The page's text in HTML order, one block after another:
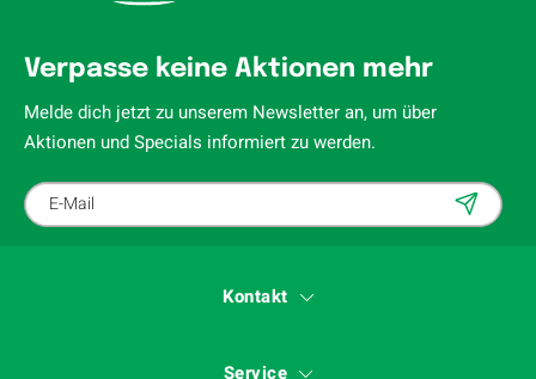
Verpasse keine Aktionen mehr
Melde dich jetzt zu unserem Newsletter an, um über
Aktionen und Specials informiert zu werden.
Kontakt
Service